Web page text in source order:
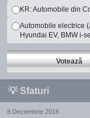
KR: Automobile din
Automobile electrice
Hyundai EV, BMW i-
Votează
💡 Sfaturi
8 Decembrie 2016